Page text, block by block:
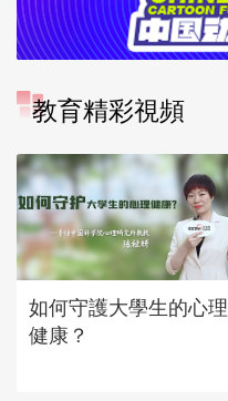
教育精彩視頻
如何守護大學生的心理
健康？